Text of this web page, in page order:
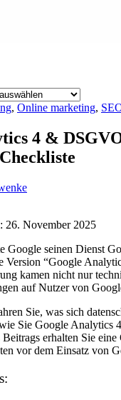
, Online marketing,
4 &
26. November 2025
Google seinen Dienst
Version “Google
kamen nicht nur
auf Nutzer von
Sie, was sich
Sie Google Analytics
erhalten Sie eine
vor dem Einsatz von